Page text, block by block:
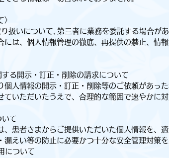
〉
扱いについて､第三者に業務を委託する場合が
には、個人情報管理の徹底、再提供の禁止、情
る開示・訂正・削除の請求について
人情報の開示・訂正・削除等のご依頼があっ
いただいたうえで、合理的な範囲で速やかに対
いて
患者さまからご提供いただいた個人情報を、
えい等の防止に必要かつ十分な安全管理対策を
について